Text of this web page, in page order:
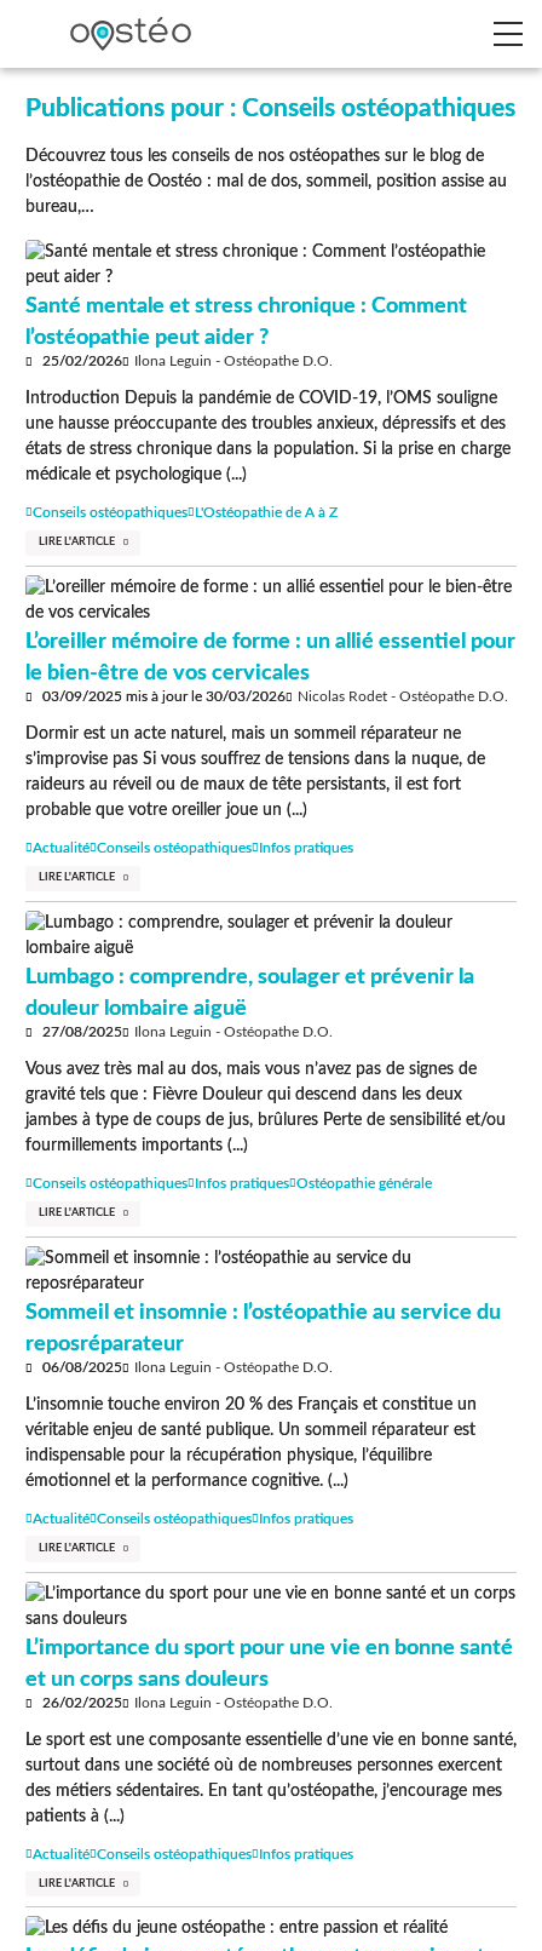
Publications pour : Conseils ostéopathiques
Découvrez tous les conseils de nos ostéopathes sur le blog de
l’ostéopathie de Oostéo : mal de dos, sommeil, position assise au
bureau,…
Santé mentale et stress chronique : Comment
l’ostéopathie peut aider ?
25/02/2026 Ilona Leguin - Ostéopathe D.O.
Introduction Depuis la pandémie de COVID-19, l’OMS souligne
une hausse préoccupante des troubles anxieux, dépressifs et des
états de stress chronique dans la population. Si la prise en charge
médicale et psychologique (...)
Conseils ostéopathiques L'Ostéopathie de A à Z
LIRE L'ARTICLE
L’oreiller mémoire de forme : un allié essentiel pour
le bien-être de vos cervicales
03/09/2025mis à jour le 30/03/2026 Nicolas Rodet - Ostéopathe D.O.
Dormir est un acte naturel, mais un sommeil réparateur ne
s’improvise pas Si vous souffrez de tensions dans la nuque, de
raideurs au réveil ou de maux de tête persistants, il est fort
probable que votre oreiller joue un (...)
Actualité Conseils ostéopathiques Infos pratiques
LIRE L'ARTICLE
Lumbago : comprendre, soulager et prévenir la
douleur lombaire aiguë
27/08/2025 Ilona Leguin - Ostéopathe D.O.
Vous avez très mal au dos, mais vous n’avez pas de signes de
gravité tels que : Fièvre Douleur qui descend dans les deux
jambes à type de coups de jus, brûlures Perte de sensibilité et/ou
fourmillements importants (...)
Conseils ostéopathiques Infos pratiques Ostéopathie générale
LIRE L'ARTICLE
Sommeil et insomnie : l’ostéopathie au service du
reposréparateur
06/08/2025 Ilona Leguin - Ostéopathe D.O.
L’insomnie touche environ 20 % des Français et constitue un
véritable enjeu de santé publique. Un sommeil réparateur est
indispensable pour la récupération physique, l’équilibre
émotionnel et la performance cognitive. (...)
Actualité Conseils ostéopathiques Infos pratiques
LIRE L'ARTICLE
L’importance du sport pour une vie en bonne santé
et un corps sans douleurs
26/02/2025 Ilona Leguin - Ostéopathe D.O.
Le sport est une composante essentielle d’une vie en bonne santé,
surtout dans une société où de nombreuses personnes exercent
des métiers sédentaires. En tant qu’ostéopathe, j’encourage mes
patients à (...)
Actualité Conseils ostéopathiques Infos pratiques
LIRE L'ARTICLE